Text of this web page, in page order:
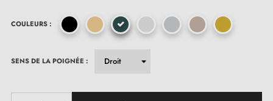
COULEURS :
SENS DE LA POIGNÉE :